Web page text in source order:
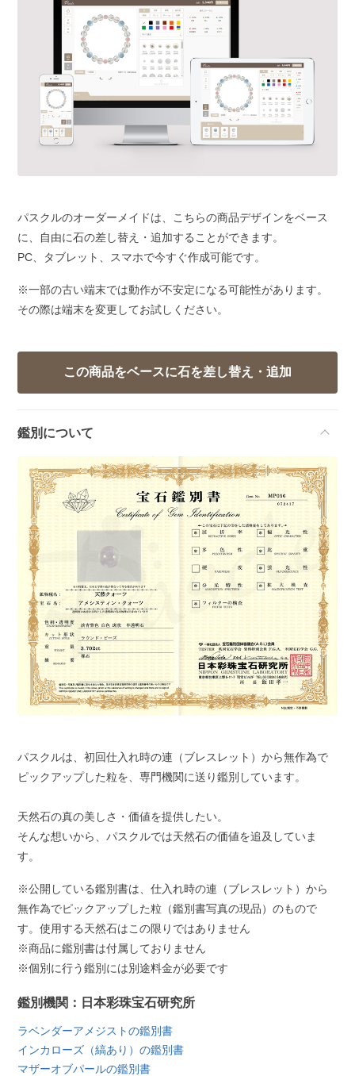
パスクルのオーダーメイドは、こちらの商品デザインをベース
に、自由に石の差し替え・追加することができます。
PC、タブレット、スマホで今すぐ作成可能です。
※一部の古い端末では動作が不安定になる可能性があります。
その際は端末を変更してお試しください。
鑑別について
パスクルは、初回仕入れ時の連（ブレスレット）から無作為で
ピックアップした粒を、専門機関に送り鑑別しています。
天然石の真の美しさ・価値を提供したい。
そんな想いから、パスクルでは天然石の価値を追及していま
す。
※公開している鑑別書は、仕入れ時の連（ブレスレット）から
無作為でピックアップした粒（鑑別書写真の現品）のもので
す。使用する天然石はこの限りではありません
※商品に鑑別書は付属しておりません
※個別に行う鑑別には別途料金が必要です
鑑別機関：日本彩珠宝石研究所
ラベンダーアメジストの鑑別書
インカローズ（縞あり）の鑑別書
マザーオブパールの鑑別書